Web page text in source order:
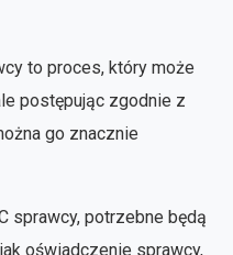
to proces, który może
postępując zgodnie z
go znacznie
sprawcy, potrzebne będą
oświadczenie sprawcy,